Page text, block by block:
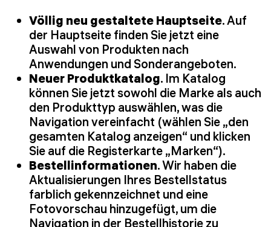
Völlig neu gestaltete Hauptseite. Auf
der Hauptseite finden Sie jetzt eine
Auswahl von Produkten nach
Anwendungen und Sonderangeboten.
Neuer Produktkatalog. Im Katalog
können Sie jetzt sowohl die Marke als auch
den Produkttyp auswählen, was die
Navigation vereinfacht (wählen Sie „den
gesamten Katalog anzeigen“ und klicken
Sie auf die Registerkarte „Marken“).
Bestellinformationen. Wir haben die
Aktualisierungen Ihres Bestellstatus
farblich gekennzeichnet und eine
Fotovorschau hinzugefügt, um die
Navigation in der Bestellhistorie zu